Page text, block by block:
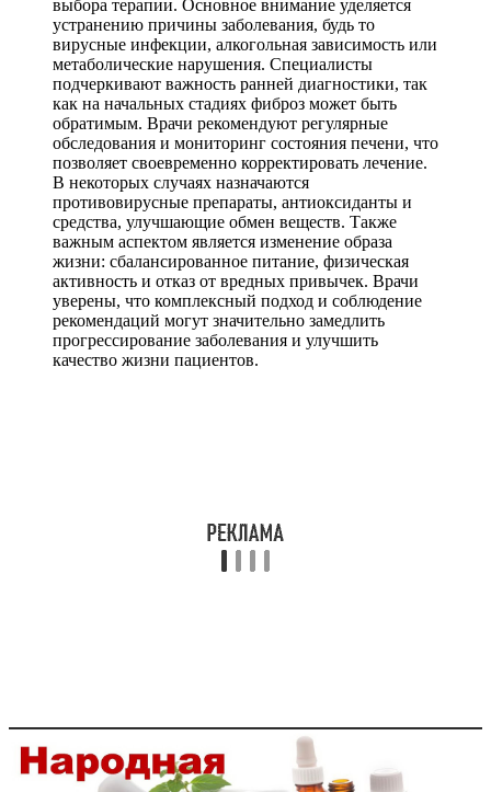
выбора терапии. Основное внимание уделяется
устранению причины заболевания, будь то
вирусные инфекции, алкогольная зависимость или
метаболические нарушения. Специалисты
подчеркивают важность ранней диагностики, так
как на начальных стадиях фиброз может быть
обратимым. Врачи рекомендуют регулярные
обследования и мониторинг состояния печени, что
позволяет своевременно корректировать лечение.
В некоторых случаях назначаются
противовирусные препараты, антиоксиданты и
средства, улучшающие обмен веществ. Также
важным аспектом является изменение образа
жизни: сбалансированное питание, физическая
активность и отказ от вредных привычек. Врачи
уверены, что комплексный подход и соблюдение
рекомендаций могут значительно замедлить
прогрессирование заболевания и улучшить
качество жизни пациентов.